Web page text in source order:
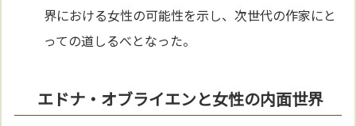
界における女性の可能性を示し、次世代の作家にと
っての道しるべとなった。
エドナ・オブライエンと女性の内面世界